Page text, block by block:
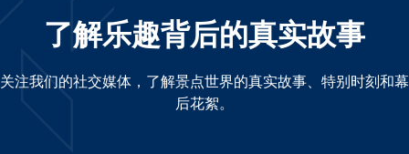
了解乐趣背后的真实故事
关注我们的社交媒体，了解景点世界的真实故事、特别时刻和幕
后花絮。